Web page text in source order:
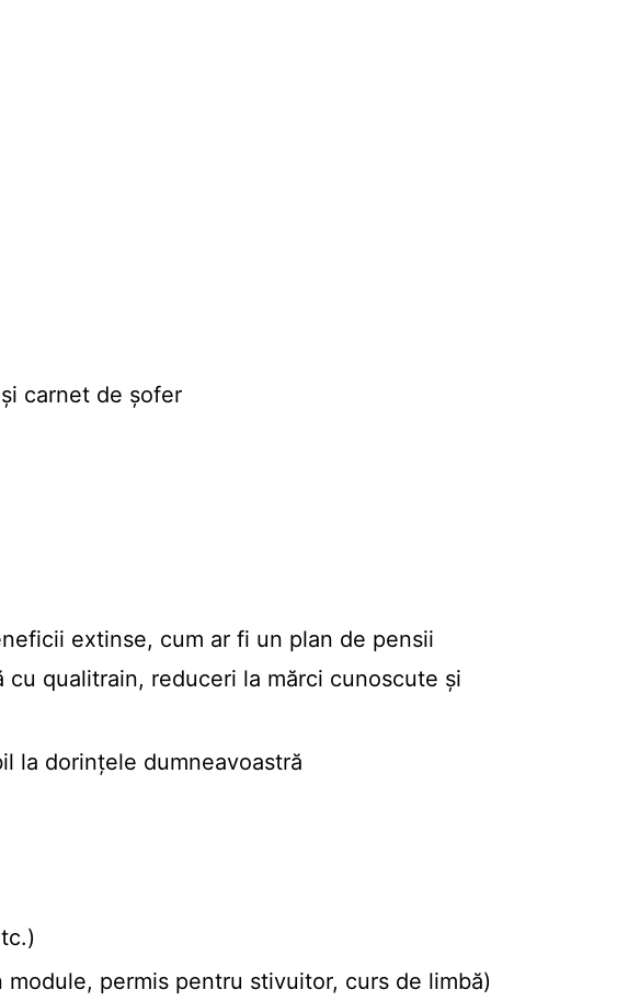
carnet de șofer
extinse, cum ar fi un plan de pensii
qualitrain, reduceri la mărci cunoscute și
la dorințele dumneavoastră
permis pentru stivuitor, curs de limbă)